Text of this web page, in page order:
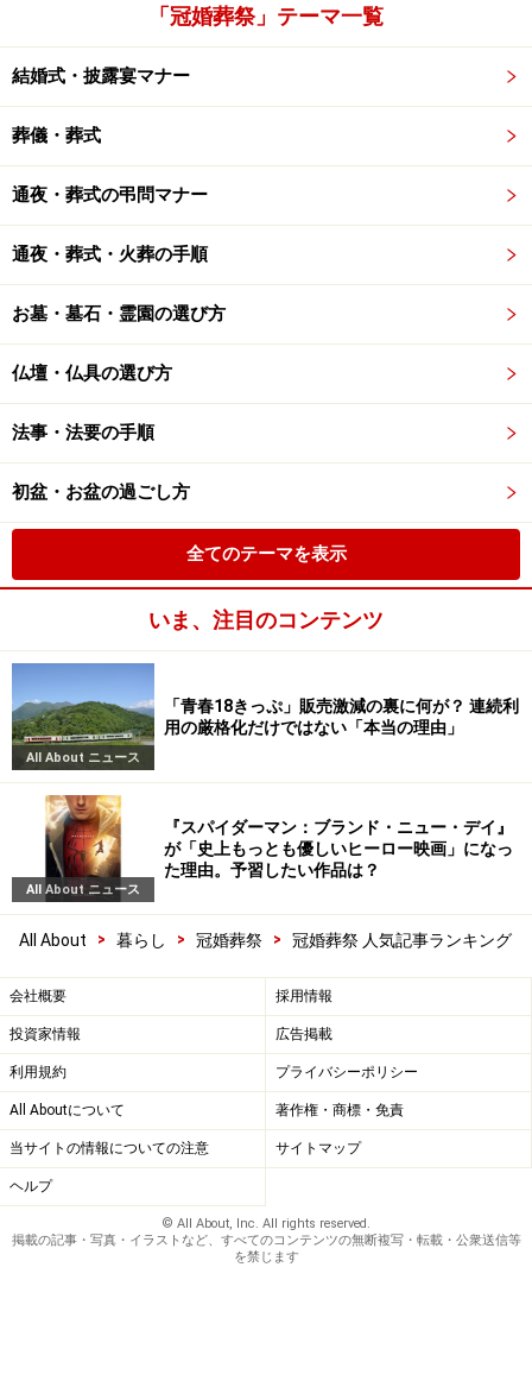
「冠婚葬祭」テーマ一覧
結婚式・披露宴マナー
葬儀・葬式
通夜・葬式の弔問マナー
通夜・葬式・火葬の手順
お墓・墓石・霊園の選び方
仏壇・仏具の選び方
法事・法要の手順
初盆・お盆の過ごし方
全てのテーマを表示
いま、注目のコンテンツ
All About ニュース
「青春18きっぷ」販売激減の裏に何が？ 連続利
用の厳格化だけではない「本当の理由」
All About ニュース
『スパイダーマン：ブランド・ニュー・デイ』
が「史上もっとも優しいヒーロー映画」になっ
た理由。予習したい作品は？
All About > 暮らし > 冠婚葬祭 > 冠婚葬祭 人気記事ランキング
会社概要 採用情報
投資家情報 広告掲載
利用規約 プライバシーポリシー
All Aboutについて 著作権・商標・免責
当サイトの情報についての注意 サイトマップ
ヘルプ
© All About, Inc. All rights reserved.
掲載の記事・写真・イラストなど、すべてのコンテンツの無断複写・転載・公衆送信等
を禁じます